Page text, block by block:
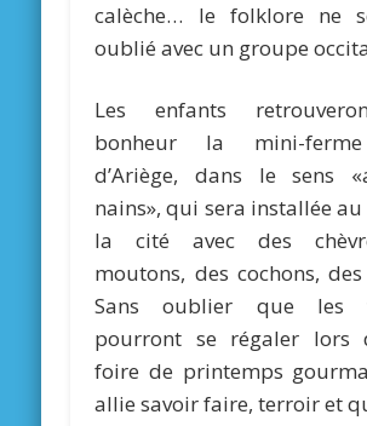
calèche… le folklore ne
oublié avec un groupe
Les enfants
bonheur la mini-
d’Ariège, dans le sens
nains», qui sera installée
la cité avec des
moutons, des cochons,
Sans oublier que les
pourront se régaler lors
foire de printemps
allie savoir faire, terroir et